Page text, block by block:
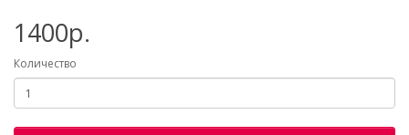
1400р.
Количество